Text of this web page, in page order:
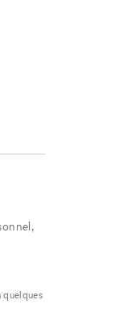
quelques